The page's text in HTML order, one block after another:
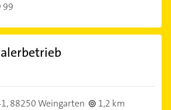
99
88250 Weingarten
1,2 km